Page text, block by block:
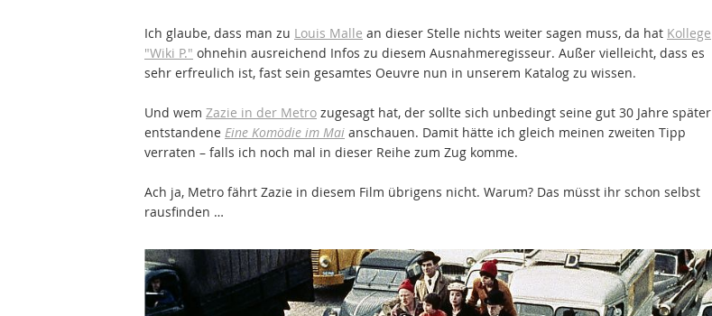
Ich glaube, dass man zu Louis Malle an dieser Stelle nichts weiter sagen muss, da hat Kollege
"Wiki P." ohnehin ausreichend Infos zu diesem Ausnahmeregisseur. Außer vielleicht, dass es
sehr erfreulich ist, fast sein gesamtes Oeuvre nun in unserem Katalog zu wissen.
Und wem Zazie in der Metro zugesagt hat, der sollte sich unbedingt seine gut 30 Jahre später
entstandene Eine Komödie im Mai anschauen. Damit hätte ich gleich meinen zweiten Tipp
verraten – falls ich noch mal in dieser Reihe zum Zug komme.
Ach ja, Metro fährt Zazie in diesem Film übrigens nicht. Warum? Das müsst ihr schon selbst
rausfinden …